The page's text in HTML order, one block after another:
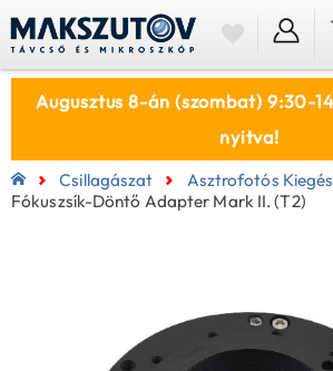
Augusztus 8-án (szombat) 9:30-
nyitva!
Csillagászat Asztrofotós
Fókuszsík-Döntő Adapter Mark II. (T2)